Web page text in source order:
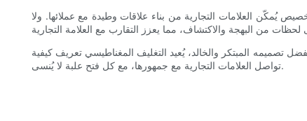
يُمكّن العلامات التجارية من بناء علاقات وطيدة مع عملائها. ولا
تصميمه المبتكر والخالد، يُعيد التغليف المغناطيسي تعريف كيفية
تواصل العلامات التجارية مع جمهورها، مع كل فتح علبة لا يُنسى.